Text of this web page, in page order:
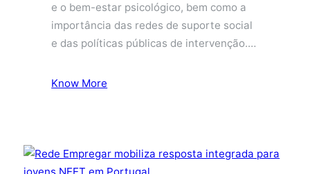
e o bem-estar psicológico, bem como a
importância das redes de suporte social
e das políticas públicas de intervenção.…
Know More